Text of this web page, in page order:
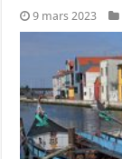
9 mars 2023